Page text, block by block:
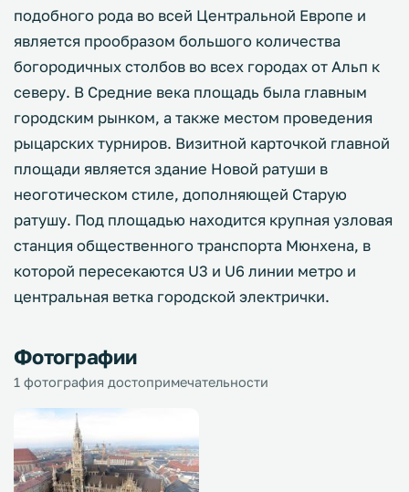
подобного рода во всей Центральной Европе и
является прообразом большого количества
богородичных столбов во всех городах от Альп к
северу. В Средние века площадь была главным
городским рынком, а также местом проведения
рыцарских турниров. Визитной карточкой главной
площади является здание Новой ратуши в
неоготическом стиле, дополняющей Старую
ратушу. Под площадью находится крупная узловая
станция общественного транспорта Мюнхена, в
которой пересекаются U3 и U6 линии метро и
центральная ветка городской электрички.
Фотографии
1 фотография достопримечательности